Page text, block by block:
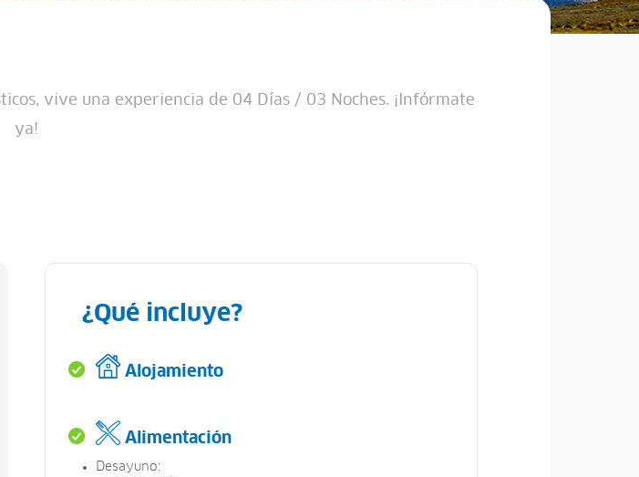
vive una experiencia de 04 Días / 03 Noches. ¡Infórmate
ya!
¿Qué incluye?
Alojamiento
Alimentación
Desayuno: